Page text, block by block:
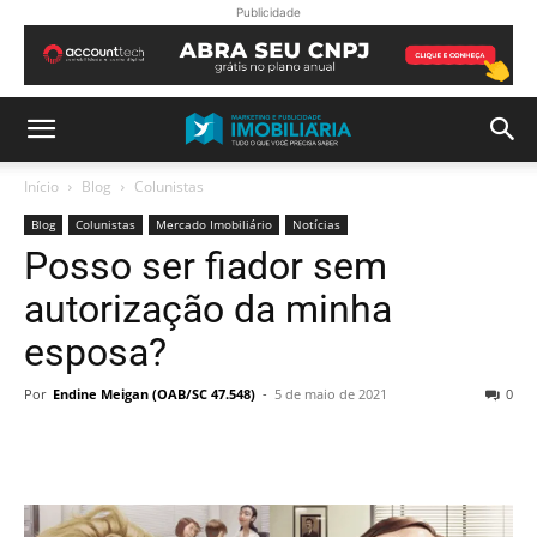
Publicidade
Início Blog Colunistas
Blog Colunistas Mercado Imobiliário Notícias
Posso ser fiador sem
autorização da minha
esposa?
Por Endine Meigan (OAB/SC 47.548) - 5 de maio de 2021 0